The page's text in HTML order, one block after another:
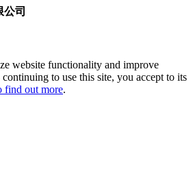
司
website functionality and improve
to use this site, you accept to its
find out more.